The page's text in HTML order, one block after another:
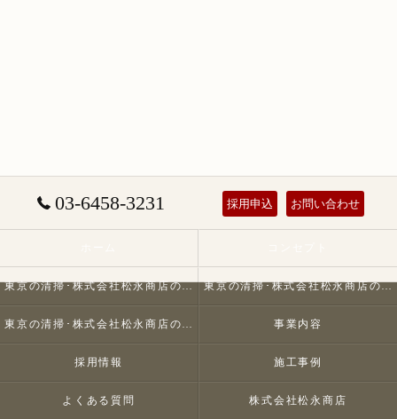
03-6458-3231 採用申込 お問い合わせ
東京の清掃･株式会社松永商店の口コミ情報 東京の清掃･株式会社松永商店の評判
東京の清掃･株式会社松永商店のお客様の声 事業内容
採用情報 施工事例
よくある質問 株式会社松永商店